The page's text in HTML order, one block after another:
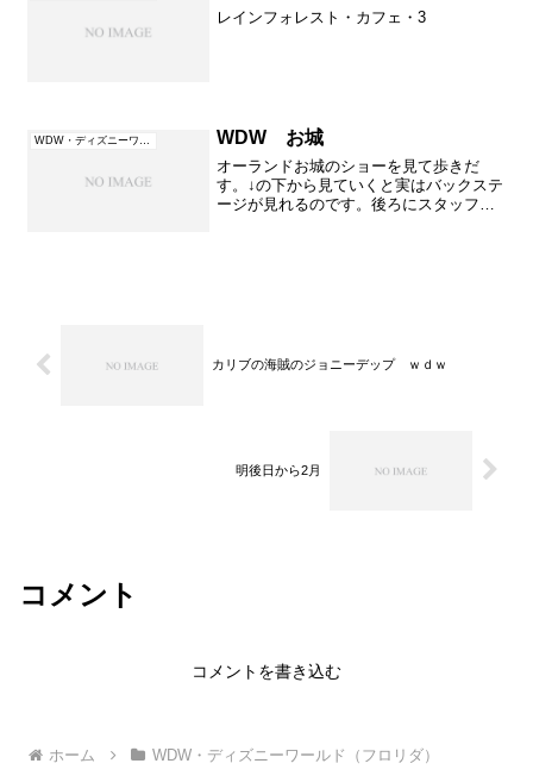
レインフォレスト・カフェ・3
WDW・ディズニーワールド（フロリダ） WDW お城
オーランドお城のショーを見て歩きだ
す。↓の下から見ていくと実はバックステ
ージが見れるのです。後ろにスタッフが
カリブの海賊のジョニーデップ ｗｄｗ
明後日から2月
コメント
コメントを書き込む
ホーム WDW・ディズニーワールド（フロリダ）